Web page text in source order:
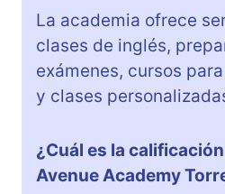
La academia ofrece
clases de inglés,
exámenes, cursos
y clases
¿Cuál es la
Avenue Academy